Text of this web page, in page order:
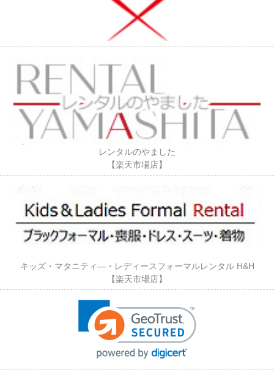
レンタルのやました
【楽天市場店】
キッズ・マタニティ―・レディースフォーマルレンタル H&H
【楽天市場店】